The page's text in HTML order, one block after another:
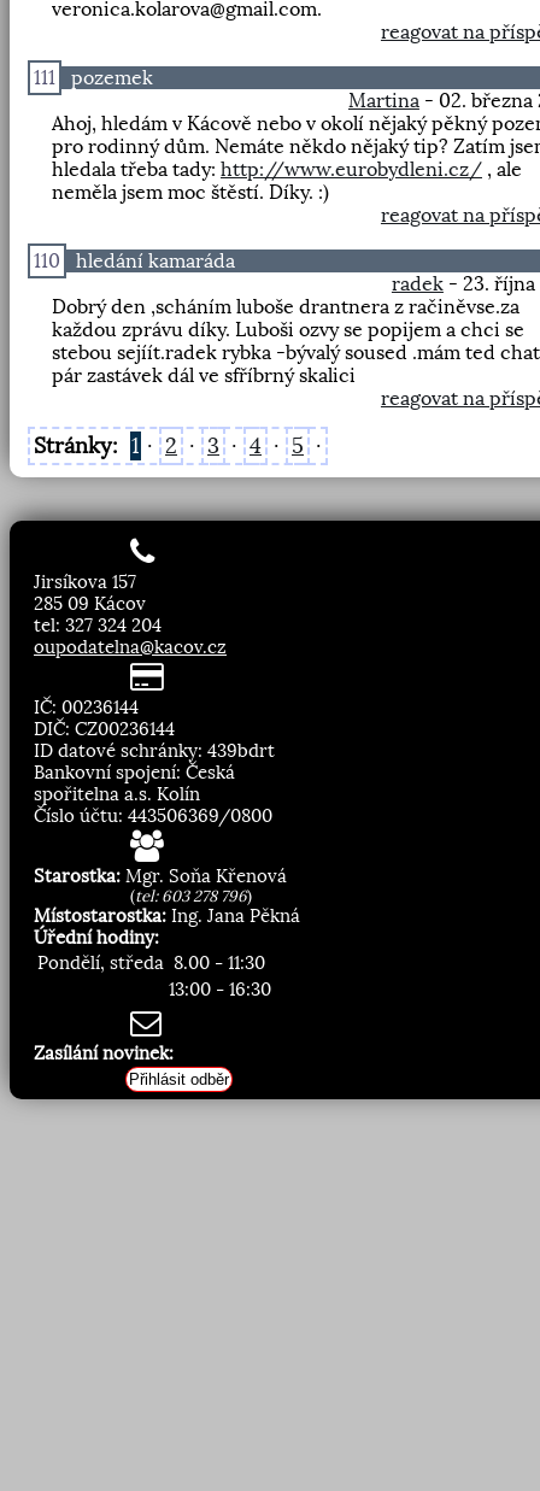
veronica.kolarova@gmail.com.
reagovat na
111
pozemek
Martina- 02. března
Ahoj, hledám v Kácově nebo v okolí nějaký pěkný
pro rodinný dům. Nemáte někdo nějaký tip? Zatím
hledala třeba tady: http://www.eurobydleni.cz/ , ale
neměla jsem moc štěstí. Díky. :)
reagovat na
110
hledání kamaráda
radek- 23. října
Dobrý den ,scháním luboše drantnera z račiněvse.za
každou zprávu díky. Luboši ozvy se popijem a chci se
stebou sejíít.radek rybka -bývalý soused .mám ted
pár zastávek dál ve sfříbrný skalici
reagovat na
Stránky: 1 · 2 · 3 · 4 · 5 ·
Jirsíkova 157
285 09 Kácov
tel: 327 324 204
oupodatelna@kacov.cz
IČ: 00236144
DIČ: CZ00236144
ID datové schránky: 439bdrt
Bankovní spojení: Česká
spořitelna a.s. Kolín
Číslo účtu: 443506369/0800
Starostka: Mgr. Soňa Křenová
(tel: 603 278 796)
Místostarostka: Ing. Jana Pěkná
Úřední hodiny:
Pondělí, středa 8.00 - 11:30
13:00 - 16:30
Zasílání novinek:
Přihlásit odběr